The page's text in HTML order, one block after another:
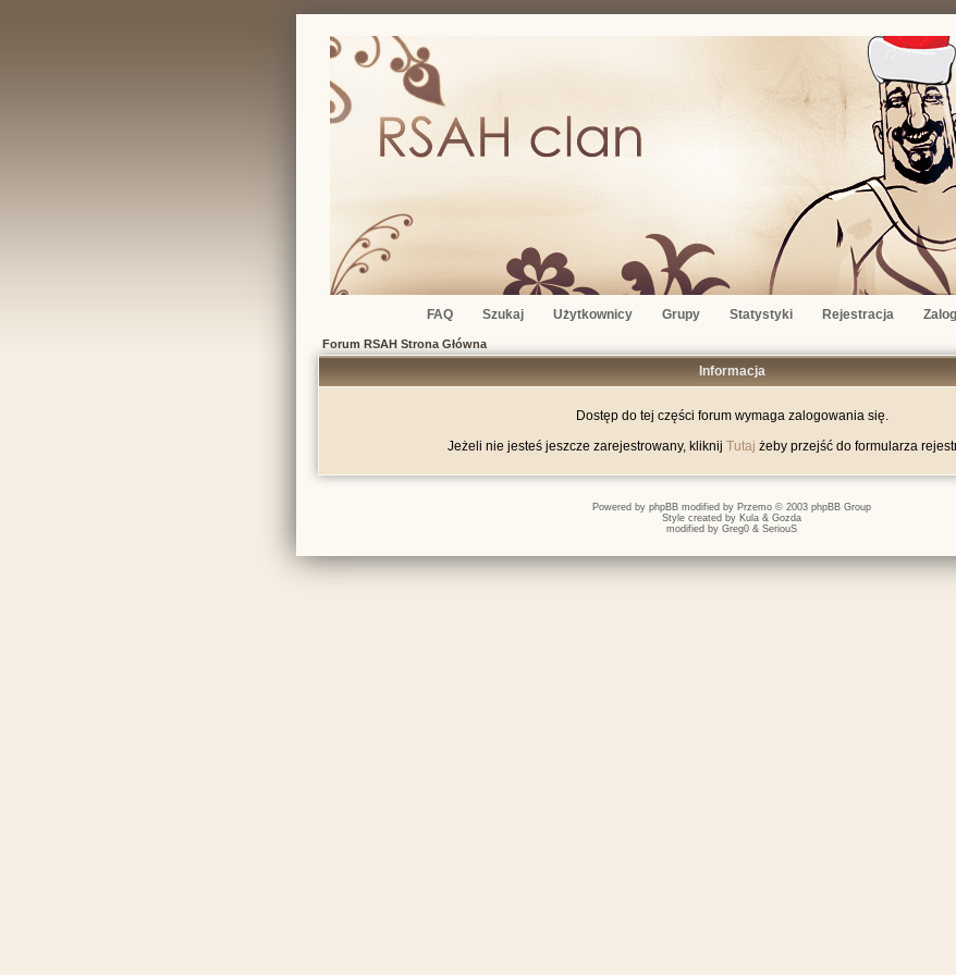
FAQ Szukaj Użytkownicy Grupy Statystyki Rejestracja
Forum RSAH Strona Główna
Informacja
Dostęp do tej części forum wymaga zalogowania się.
Jeżeli nie jesteś jeszcze zarejestrowany, kliknij Tutaj żeby przejść do formularza
Powered by phpBB modified by Przemo © 2003 phpBB Group
Style created by Kula & Gozda
modified by Greg0 & SeriouS